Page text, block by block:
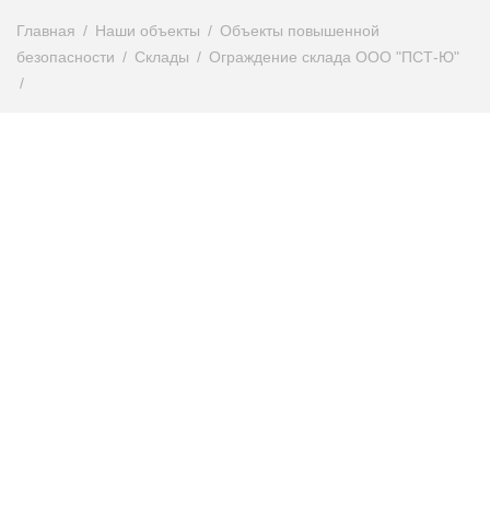
Главная Наши объекты
Объекты повышенной
безопасности
Склады Ограждение склада ООО "ПСТ-Ю"